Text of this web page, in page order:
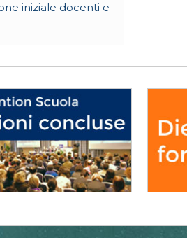
iniziale docenti e